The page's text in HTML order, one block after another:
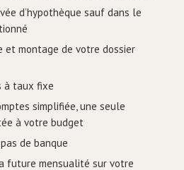
d’hypothèque sauf dans le
et montage de votre dossier
à taux fixe
simplifiée, une seule
à votre budget
de banque
future mensualité sur votre